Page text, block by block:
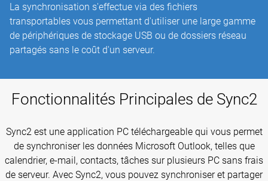
La synchronisation s'effectue via des fichiers
transportables vous permettant d'utiliser une large gamme
de périphériques de stockage USB ou de dossiers réseau
partagés sans le coût d'un serveur.
Fonctionnalités Principales de Sync2
Sync2 est une application PC téléchargeable qui vous permet
de synchroniser les données Microsoft Outlook, telles que
calendrier, e-mail, contacts, tâches sur plusieurs PC sans frais
de serveur. Avec Sync2, vous pouvez synchroniser et partager